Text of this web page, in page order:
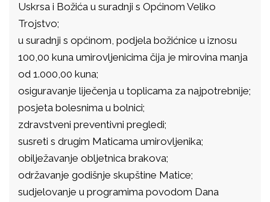
Uskrsa i Božića u suradnji s Općinom Veliko
Trojstvo;
u suradnji s općinom, podjela božićnice u iznosu
100,00 kuna umirovljenicima čija je mirovina manja
od 1.000,00 kuna;
osiguravanje liječenja u toplicama za najpotrebnije;
posjeta bolesnima u bolnici;
zdravstveni preventivni pregledi;
susreti s drugim Maticama umirovljenika;
obilježavanje obljetnica brakova;
održavanje godišnje skupštine Matice;
sudjelovanje u programima povodom Dana